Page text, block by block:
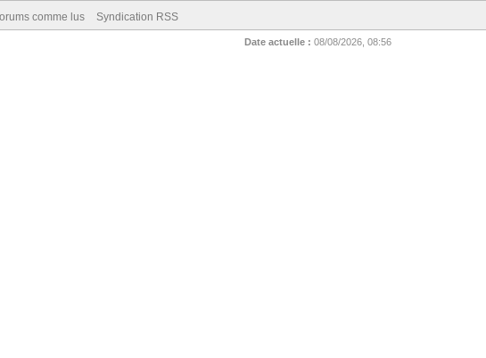
comme lus Syndication RSS
Date actuelle : 08/08/2026, 08:56